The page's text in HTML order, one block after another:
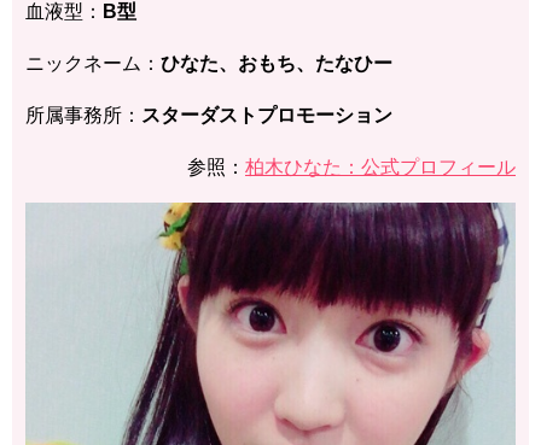
血液型： B型
ニックネーム： ひなた、おもち、たなひー
所属事務所： スターダストプロモーション
参照： 柏木ひなた：公式プロフィール